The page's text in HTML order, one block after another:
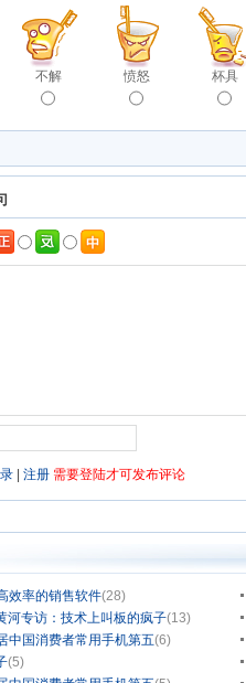
不解 愤怒 杯具
率的销售软件(28)
河专访：技术上叫板的疯子(13)
中国消费者常用手机第五(6)
(5)